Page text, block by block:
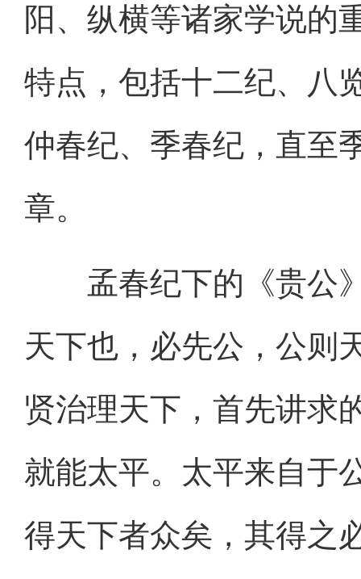
阳、纵横等诸家学说的
特点，包括十二纪、八
仲春纪、季春纪，直至
章。
孟春纪下的《贵公》
天下也，必先公，公则
贤治理天下，首先讲求
就能太平。太平来自于
得天下者众矣，其得之